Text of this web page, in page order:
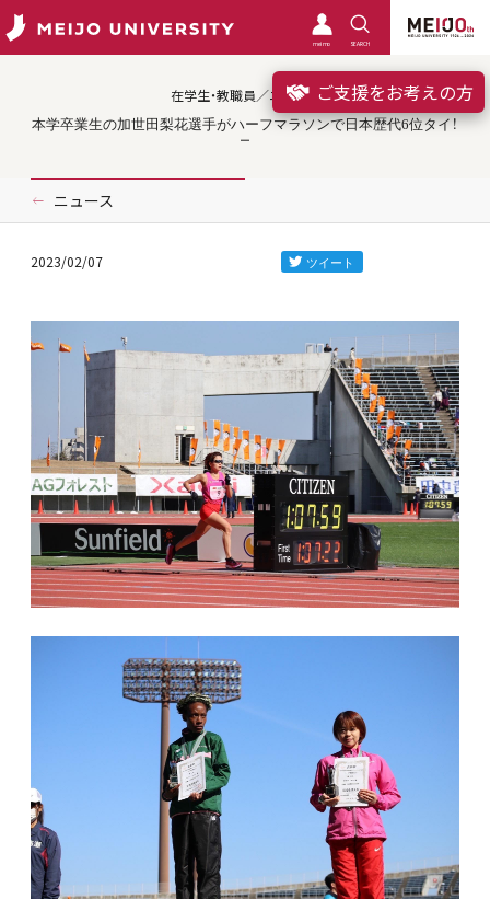
meimo SEARCH
ご支援をお考えの方
在学生・教職員／ニュース
本学卒業生の加世田梨花選手がハーフマラソンで日本歴代6位タイ！
ニュース
2023/02/07